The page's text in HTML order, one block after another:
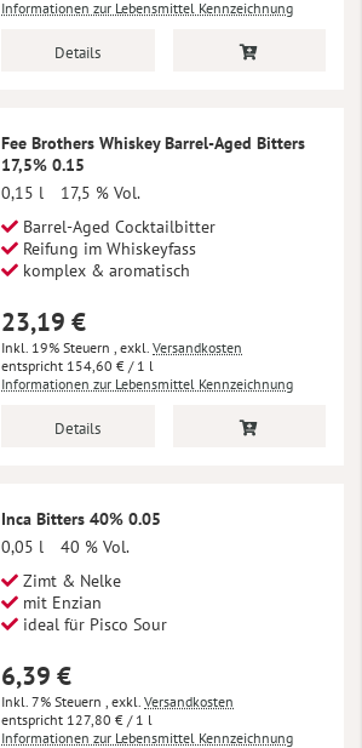
Informationen zur Lebensmittel Kennzeichnung
Details
Fee Brothers Whiskey Barrel-Aged Bitters
17,5% 0.15
0,15 l
17,5 % Vol.
Barrel-Aged Cocktailbitter
Reifung im Whiskeyfass
komplex & aromatisch
23,19 €
Inkl. 19% Steuern exkl. Versandkosten
154,60 € / 1 l
Informationen zur Lebensmittel Kennzeichnung
Details
Inca Bitters 40% 0.05
0,05 l
40 % Vol.
Zimt & Nelke
mit Enzian
ideal für Pisco Sour
6,39 €
Inkl. 7% Steuern exkl. Versandkosten
127,80 € / 1 l
Informationen zur Lebensmittel Kennzeichnung